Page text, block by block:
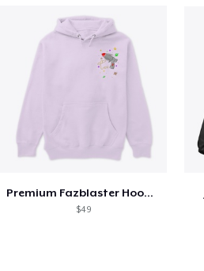
Premium Fazblaster Hoodie
$49